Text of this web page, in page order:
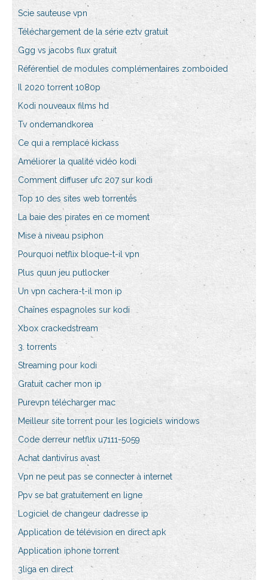
Scie sauteuse vpn
Téléchargement de la série eztv gratuit
Ggg vs jacobs flux gratuit
Référentiel de modules complémentaires zomboided
Il 2020 torrent 1080p
Kodi nouveaux films hd
Tv ondemandkorea
Ce qui a remplacé kickass
Améliorer la qualité vidéo kodi
Comment diffuser ufc 207 sur kodi
Top 10 des sites web torrentés
La baie des pirates en ce moment
Mise à niveau psiphon
Pourquoi netflix bloque-t-il vpn
Plus quun jeu putlocker
Un vpn cachera-t-il mon ip
Chaînes espagnoles sur kodi
Xbox crackedstream
3. torrents
Streaming pour kodi
Gratuit cacher mon ip
Purevpn télécharger mac
Meilleur site torrent pour les logiciels windows
Code derreur netflix u7111-5059
Achat dantivirus avast
Vpn ne peut pas se connecter à internet
Ppv se bat gratuitement en ligne
Logiciel de changeur dadresse ip
Application de télévision en direct apk
Application iphone torrent
3liga en direct